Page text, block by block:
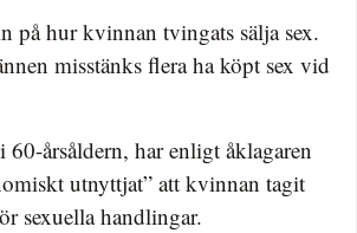
på hur kvinnan tvingats sälja sex.
misstänks flera ha köpt sex vid
60-årsåldern, har enligt åklagaren
utnyttjat” att kvinnan tagit
sexuella handlingar.